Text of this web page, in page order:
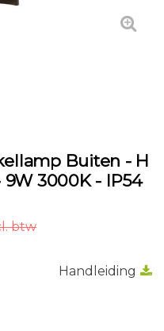
Buiten - H
3000K - IP54
btw
Handleiding